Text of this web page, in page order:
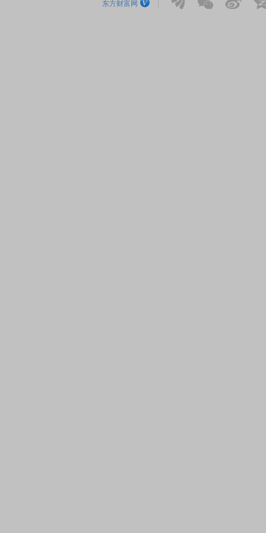
东方财富网